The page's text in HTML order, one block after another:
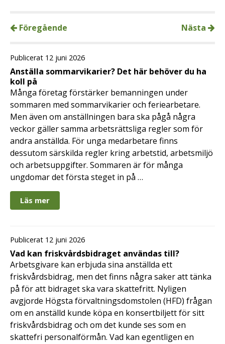
Föregående Nästa
Publicerat 12 juni 2026
Anställa sommarvikarier? Det här behöver du ha
koll på
Många företag förstärker bemanningen under
sommaren med sommarvikarier och feriearbetare.
Men även om anställningen bara ska pågå några
veckor gäller samma arbetsrättsliga regler som för
andra anställda. För unga medarbetare finns
dessutom särskilda regler kring arbetstid, arbetsmiljö
och arbetsuppgifter. Sommaren är för många
ungdomar det första steget in på …
Läs mer
Publicerat 12 juni 2026
Vad kan friskvårdsbidraget användas till?
Arbetsgivare kan erbjuda sina anställda ett
friskvårdsbidrag, men det finns några saker att tänka
på för att bidraget ska vara skattefritt. Nyligen
avgjorde Högsta förvaltningsdomstolen (HFD) frågan
om en anställd kunde köpa en konsertbiljett för sitt
friskvårdsbidrag och om det kunde ses som en
skattefri personalförmån. Vad kan egentligen en